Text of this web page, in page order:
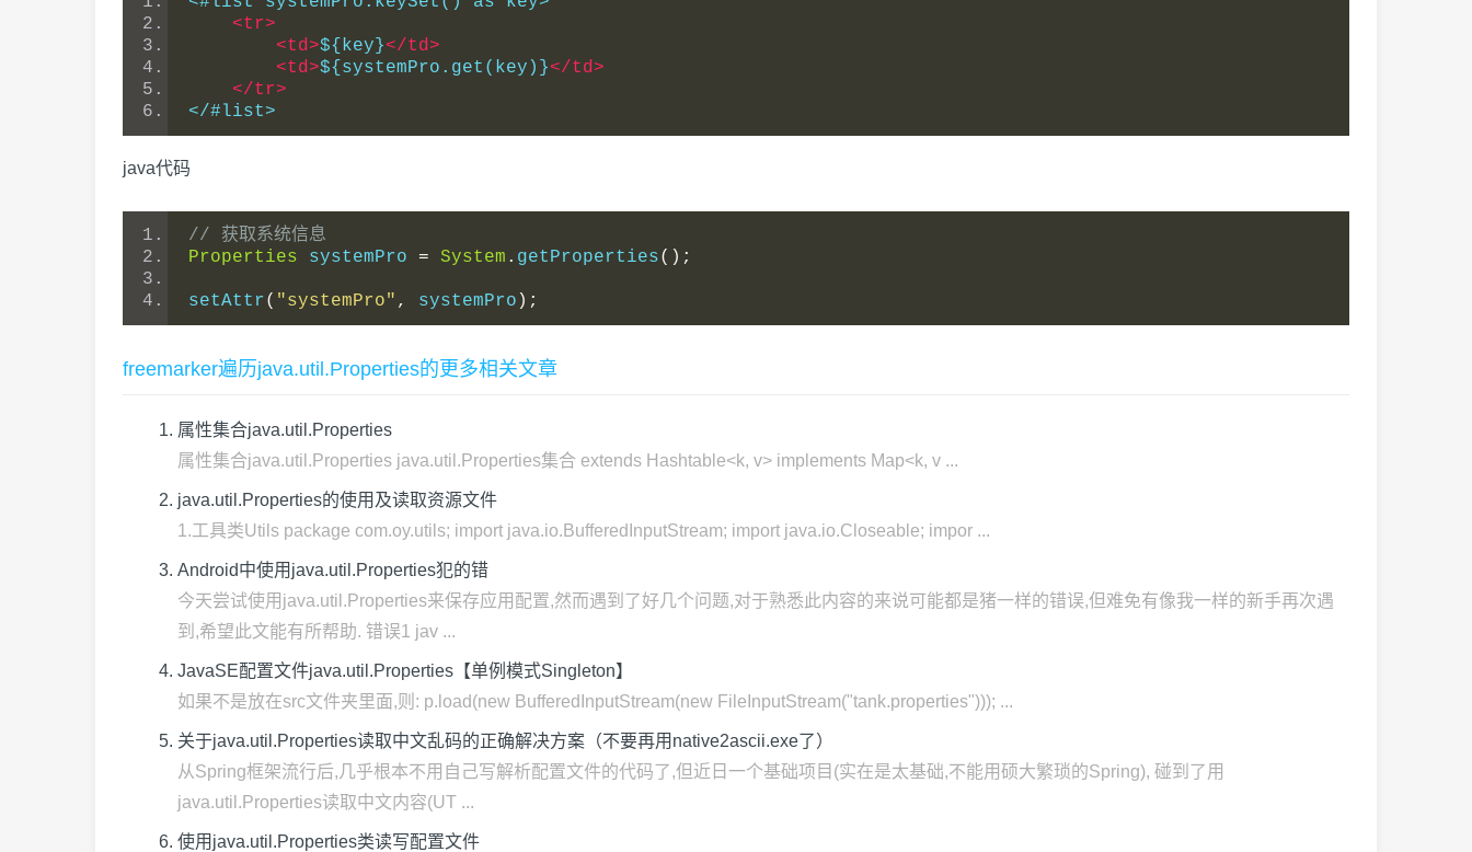
<tr>
<td>${key}</td>
<td>${systemPro.get(key)}</td>
</tr>
</#list>
java代码
// 获取系统信息
Properties systemPro = System . getProperties();
setAttr( "systemPro" , systemPro );
freemarker遍历java.util.Properties的更多相关文章
属性集合java.util.Properties
属性集合java.util.Properties java.util.Properties集合 extends Hashtable<k, v> implements Map<k, v ...
java.util.Properties的使用及读取资源文件
1.工具类Utils package com.oy.utils; import java.io.BufferedInputStream; import java.io.Closeable; impor ...
Android中使用java.util.Properties犯的错
今天尝试使用java.util.Properties来保存应用配置,然而遇到了好几个问题,对于熟悉此内容的来说可能都是猪一样的错误,但难免有像我一样的新手再次遇
到,希望此文能有所帮助. 错误1 jav ...
JavaSE配置文件java.util.Properties【单例模式Singleton】
如果不是放在src文件夹里面,则: p.load(new BufferedInputStream(new FileInputStream("tank.properties"))); ...
关于java.util.Properties读取中文乱码的正确解决方案（不要再用native2ascii.exe了）
从Spring框架流行后,几乎根本不用自己写解析配置文件的代码了,但近日一个基础项目(实在是太基础,不能用硕大繁琐的Spring), 碰到了用
java.util.Properties读取中文内容(UT ...
使用java.util.Properties类读写配置文件